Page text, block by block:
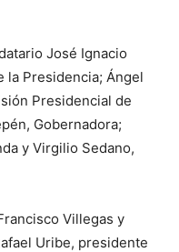
José Ignacio
la Presidencia; Ángel
Presidencial de
Gobernadora;
y Virgilio Sedano,
Villegas y
Uribe, presidente